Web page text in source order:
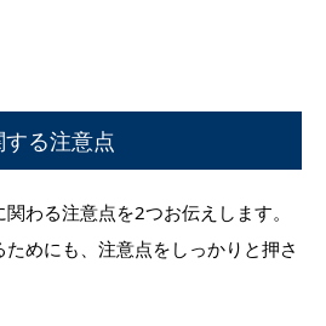
る注意点
わる注意点を2つお伝えします。
めにも、注意点をしっかりと押さ